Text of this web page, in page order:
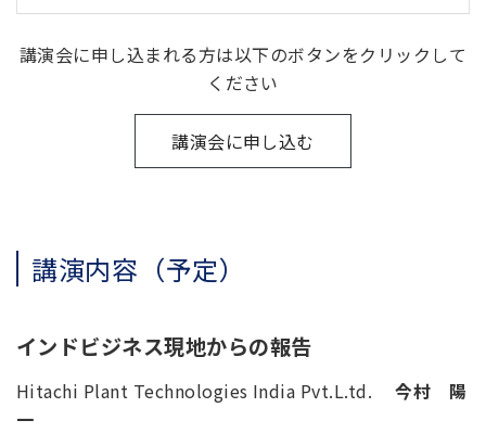
講演会に申し込まれる方は以下のボタンをクリックして
ください
講演会に申し込む
講演内容（予定）
インドビジネス現地からの報告
Hitachi Plant Technologies India Pvt.L.td.今村 陽
一